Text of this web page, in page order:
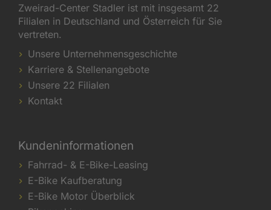
Zweirad-Center Stadler ist mit insgesamt 22
Filialen in Deutschland und Österreich für Sie
vertreten.
Unsere Unternehmensgeschichte
Karriere & Stellenangebote
Unsere 22 Filialen
Kontakt
Kundeninformationen
Fahrrad- & E-Bike-Leasing
E-Bike Kaufberatung
E-Bike Motor Überblick